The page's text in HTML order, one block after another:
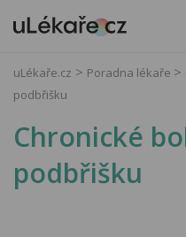
uLékaře.cz Poradna lékaře
podbřišku
Chronické
podbřišku